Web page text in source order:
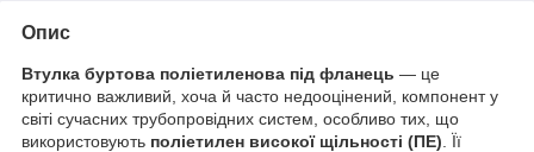
Опис
Втулка буртова поліетиленова під фланець — це
критично важливий, хоча й часто недооцінений, компонент у
світі сучасних трубопровідних систем, особливо тих, що
використовують поліетилен високої щільності (ПЕ) . Її